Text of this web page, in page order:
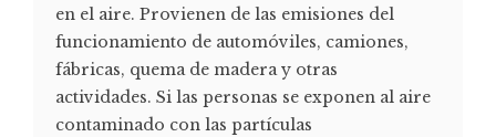
en el aire. Provienen de las emisiones del
funcionamiento de automóviles, camiones,
fábricas, quema de madera y otras
actividades. Si las personas se exponen al aire
contaminado con las partículas